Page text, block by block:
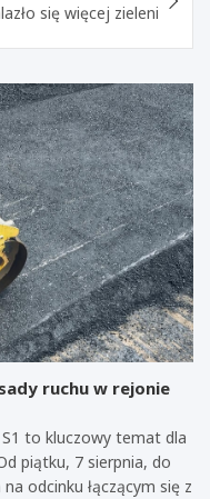
się więcej zieleni
ruchu w rejonie
to kluczowy temat dla
piątku, 7 sierpnia, do
odcinku łączącym się z